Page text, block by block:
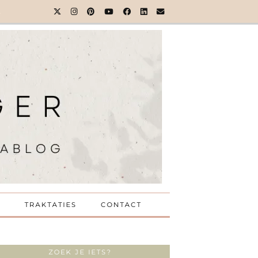
TRAKTATIES CONTACT
ZOEK JE IETS?